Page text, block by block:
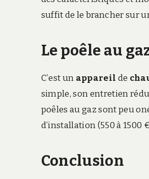
suffit de le brancher sur
Le poêle au
C’est un appareil de
simple, son entretien
poêles au gaz sontpeu
d’installation (550 à 1500
Conclusion